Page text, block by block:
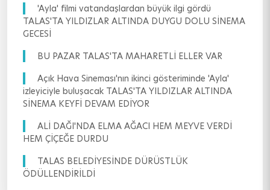
'Ayla' filmi vatandaşlardan büyük ilgi gördü
TALAS'TA YILDIZLAR ALTINDA DUYGU DOLU SİNEMA
GECESİ
BU PAZAR TALAS'TA MAHARETLİ ELLER VAR
Açık Hava Sineması'nın ikinci gösteriminde 'Ayla'
izleyiciyle buluşacak TALAS'TA YILDIZLAR ALTINDA
SİNEMA KEYFİ DEVAM EDİYOR
ALİ DAĞI'NDA ELMA AĞACI HEM MEYVE VERDİ
HEM ÇİÇEĞE DURDU
TALAS BELEDİYESİNDE DÜRÜSTLÜK
ÖDÜLLENDİRİLDİ